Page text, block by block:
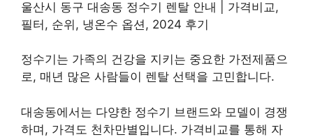
울산시 동구 대송동 정수기 렌탈 안내 | 가격비교,
필터, 순위, 냉온수 옵션, 2024 후기
정수기는 가족의 건강을 지키는 중요한 가전제품으
로, 매년 많은 사람들이 렌탈 선택을 고민합니다.
대송동에서는 다양한 정수기 브랜드와 모델이 경쟁
하며, 가격도 천차만별입니다. 가격비교를 통해 자